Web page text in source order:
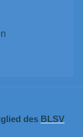
des BLSV